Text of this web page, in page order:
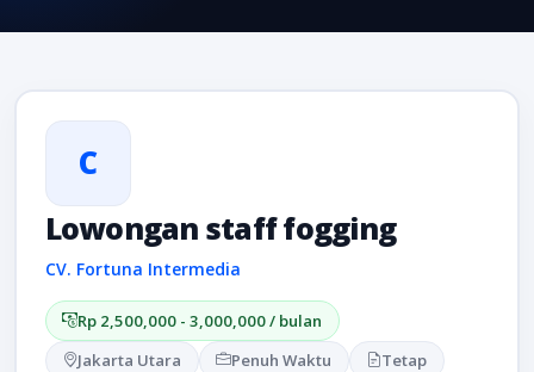
C
Lowongan staff fogging
CV. Fortuna Intermedia
Rp 2,500,000 - 3,000,000 / bulan
Jakarta Utara
Penuh Waktu Tetap